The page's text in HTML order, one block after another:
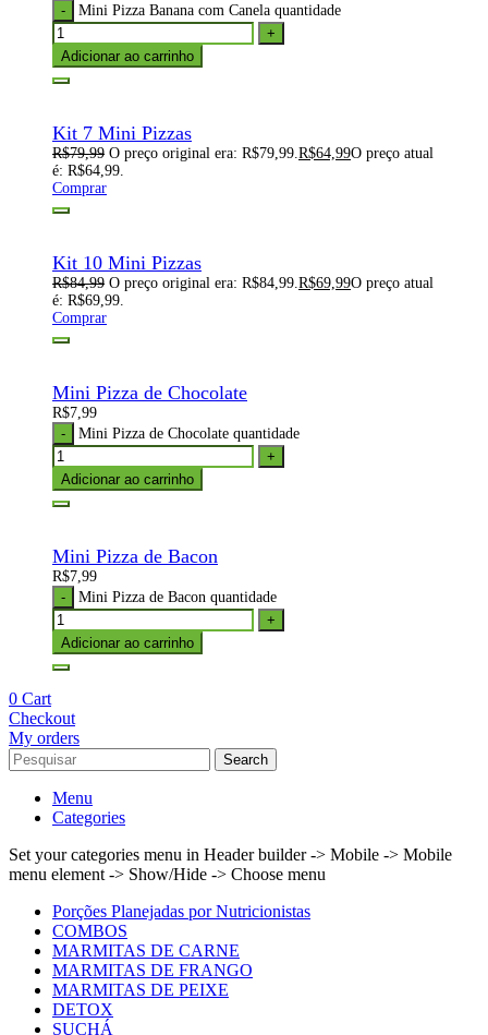
Mini Pizza Banana com Canela quantidade
Adicionar ao carrinho
Kit 7 Mini Pizzas
R$79,99 O preço original era: R$79,99. R$64,99O preço atual
é: R$64,99.
Comprar
Kit 10 Mini Pizzas
R$84,99 O preço original era: R$84,99. R$69,99O preço atual
é: R$69,99.
Comprar
Mini Pizza de Chocolate
R$7,99
Mini Pizza de Chocolate quantidade
Adicionar ao carrinho
Mini Pizza de Bacon
R$7,99
Mini Pizza de Bacon quantidade
Adicionar ao carrinho
0 Cart
Checkout
My orders
Search
Menu
Categories
Set your categories menu in Header builder -> Mobile -> Mobile
menu element -> Show/Hide -> Choose menu
Porções Planejadas por Nutricionistas
COMBOS
MARMITAS DE CARNE
MARMITAS DE FRANGO
MARMITAS DE PEIXE
DETOX
SUCHÁ